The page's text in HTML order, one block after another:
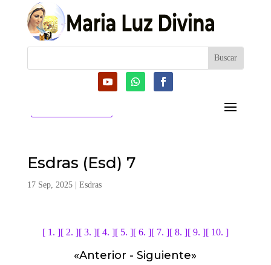
Esdras (Esd) 7
17 Sep, 2025| Esdras
[ 1. ][ 2. ][ 3. ][ 4. ][ 5. ][ 6. ][ 7. ][ 8. ][ 9. ][ 10. ]
«Anterior -Siguiente»